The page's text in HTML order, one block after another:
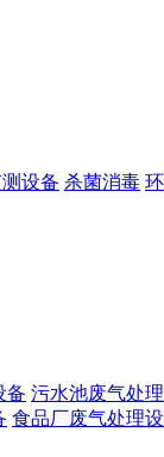
设备 杀菌消毒
备 污水池废气处
食品厂废气处理